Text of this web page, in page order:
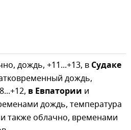
дождь, +11...+13, в Судаке
дождь,
в Евпатории и
дождь, температура
также облачно, временами